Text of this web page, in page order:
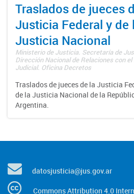
Traslados de jueces
Justicia Federal y de
Justicia Nacional
Ministerio de Justicia. Secretaría de
Dirección Nacional de Relaciones con el
Judicial. Oficina Decretos
Traslados de jueces de la Justicia
de la Justicia Nacional de la
Argentina.
datosjusticia@jus.gov.ar
Commons Attribution 4.0